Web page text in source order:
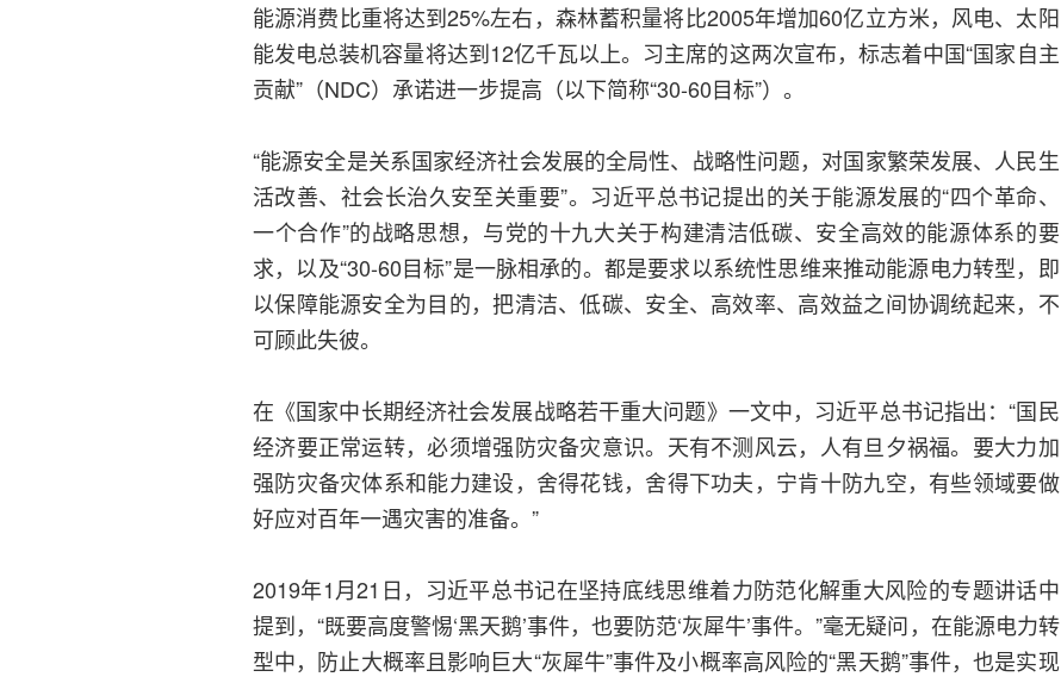
能源消费比重将达到25%左右，森林蓄积量将比2005年增加60亿立方米，风电、太阳
能发电总装机容量将达到12亿千瓦以上。习主席的这两次宣布，标志着中国“国家自主
贡献”（NDC）承诺进一步提高（以下简称“30-60目标”）。
“能源安全是关系国家经济社会发展的全局性、战略性问题，对国家繁荣发展、人民生
活改善、社会长治久安至关重要”。习近平总书记提出的关于能源发展的“四个革命、
一个合作”的战略思想，与党的十九大关于构建清洁低碳、安全高效的能源体系的要
求，以及“30-60目标”是一脉相承的。都是要求以系统性思维来推动能源电力转型，即
以保障能源安全为目的，把清洁、低碳、安全、高效率、高效益之间协调统起来，不
可顾此失彼。
在《国家中长期经济社会发展战略若干重大问题》一文中，习近平总书记指出：“国民
经济要正常运转，必须增强防灾备灾意识。天有不测风云，人有旦夕祸福。要大力加
强防灾备灾体系和能力建设，舍得花钱，舍得下功夫，宁肯十防九空，有些领域要做
好应对百年一遇灾害的准备。”
2019年1月21日，习近平总书记在坚持底线思维着力防范化解重大风险的专题讲话中
提到，“既要高度警惕‘黑天鹅’事件，也要防范‘灰犀牛’事件。”毫无疑问，在能源电力转
型中，防止大概率且影响巨大“灰犀牛”事件及小概率高风险的“黑天鹅”事件，也是实现